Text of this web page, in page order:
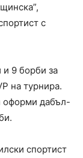
с
9 борби за
на турнира.
оформи дабъл-
спортист